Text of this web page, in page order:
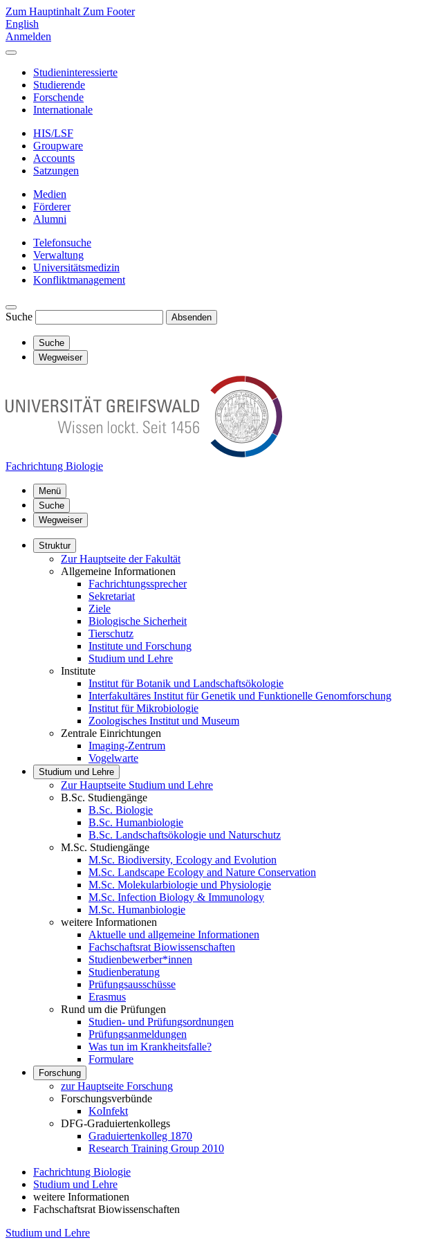
Zum Hauptinhalt Zum Footer
English
Anmelden
Studieninteressierte
Studierende
Forschende
Internationale
HIS/LSF
Groupware
Accounts
Satzungen
Medien
Förderer
Alumni
Telefonsuche
Verwaltung
Universitätsmedizin
Konfliktmanagement
Suche Absenden
Suche
Wegweiser
Fachrichtung Biologie
Menü
Suche
Wegweiser
Struktur
Zur Hauptseite der Fakultät
Allgemeine Informationen
Fachrichtungssprecher
Sekretariat
Ziele
Biologische Sicherheit
Tierschutz
Institute und Forschung
Studium und Lehre
Institute
Institut für Botanik und Landschaftsökologie
Interfakultäres Institut für Genetik und Funktionelle Genomforschung
Institut für Mikrobiologie
Zoologisches Institut und Museum
Zentrale Einrichtungen
Imaging-Zentrum
Vogelwarte
Studium und Lehre
Zur Hauptseite Studium und Lehre
B.Sc. Studiengänge
B.Sc. Biologie
B.Sc. Humanbiologie
B.Sc. Landschaftsökologie und Naturschutz
M.Sc. Studiengänge
M.Sc. Biodiversity, Ecology and Evolution
M.Sc. Landscape Ecology and Nature Conservation
M.Sc. Molekularbiologie und Physiologie
M.Sc. Infection Biology & Immunology
M.Sc. Humanbiologie
weitere Informationen
Aktuelle und allgemeine Informationen
Fachschaftsrat Biowissenschaften
Studienbewerber*innen
Studienberatung
Prüfungsausschüsse
Erasmus
Rund um die Prüfungen
Studien- und Prüfungsordnungen
Prüfungsanmeldungen
Was tun im Krankheitsfalle?
Formulare
Forschung
zur Hauptseite Forschung
Forschungsverbünde
KoInfekt
DFG-Graduiertenkollegs
Graduiertenkolleg 1870
Research Training Group 2010
Fachrichtung Biologie
Studium und Lehre
weitere Informationen
Fachschaftsrat Biowissenschaften
Studium und Lehre